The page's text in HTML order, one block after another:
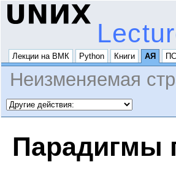
Лекции на ВМК Python Книги АЯ
Неизменяемая
Парадигмы